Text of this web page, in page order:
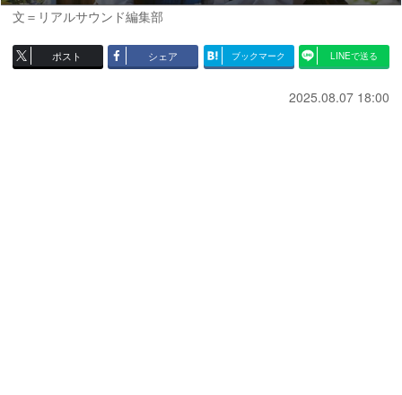
文＝リアルサウンド編集部
ポスト シェア ブックマーク LINEで送る
2025.08.07 18:00